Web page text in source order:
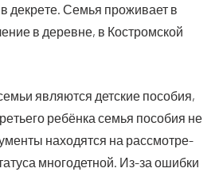
декре­те. Семья про­жи­ва­ет в
в деревне, в Костром­ской
явля­ют­ся дет­ские посо­бия,
ребён­ка семья посо­бия не
нахо­дят­ся на рас­смот­ре­
мно­го­дет­ной. Из-за ошиб­ки